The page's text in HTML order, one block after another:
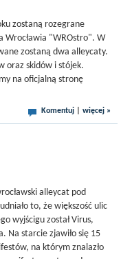
zostaną rozegrane
"WROstro". W
zostaną dwa alleycaty.
oraz skidów i stójek.
na oficjalną stronę
Komentuj więcej »
alleycat pod
to, że większość ulic
wyjścigu został Virus,
Na starcie zjawiło się 15
na którym znalazło